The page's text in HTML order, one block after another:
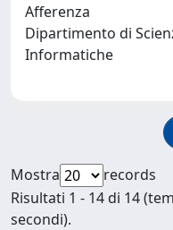
Afferenza
Dipartimento di
Informatiche
Mostra
records
Risultati 1 - 14 di 14
secondi).